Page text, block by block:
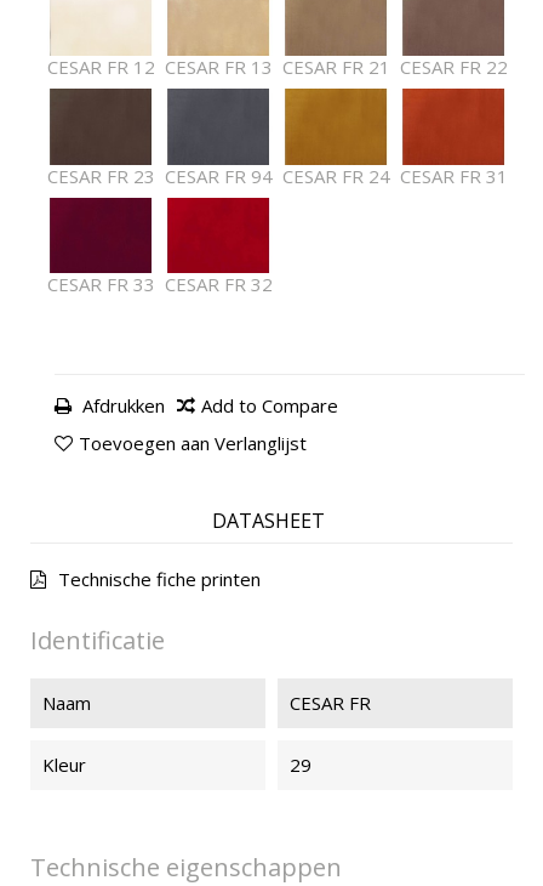
CESAR FR 12 CESAR FR 13 CESAR FR 21 CESAR FR 22
CESAR FR 23 CESAR FR 94 CESAR FR 24 CESAR FR 31
CESAR FR 33 CESAR FR 32
Afdrukken
Add to Compare
Toevoegen aan Verlanglijst
DATASHEET
Technische fiche printen
Identificatie
Naam CESAR FR
Kleur 29
Technische eigenschappen